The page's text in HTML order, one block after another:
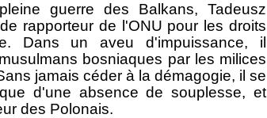
guerre des Balkans, Tadeusz
rapporteur de l'ONU pour les droits
Dans un aveu d'impuissance, il
bosniaques par les milices
jamais céder à la démagogie, il se
d'une absence de souplesse, et
des Polonais.